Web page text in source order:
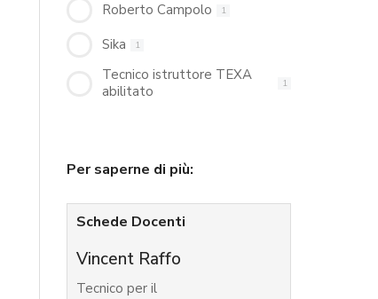
Roberto Campolo 1
Sika 1
Tecnico istruttore TEXA
abilitato
1
Per saperne di più:
Schede Docenti
Vincent Raffo
Tecnico per il